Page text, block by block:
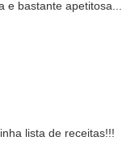
e bastante apetitosa...
lista de receitas!!!